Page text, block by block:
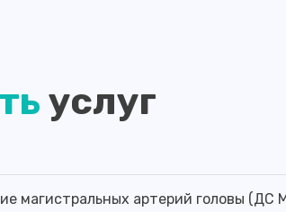
услуг
магистральных артерий головы (ДС